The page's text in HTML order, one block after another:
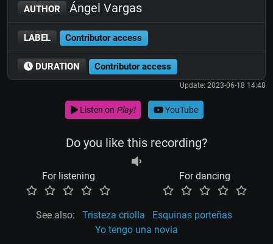
AUTHOR Ángel Vargas
LABEL Contributor access
DURATION Contributor access
Update: 2023-06-18 14:48
Listen on Play! YouTube
Do you like this recording?
For listening For dancing
See also: Tristeza criolla
Esquinas porteñas
Yo tengo una novia